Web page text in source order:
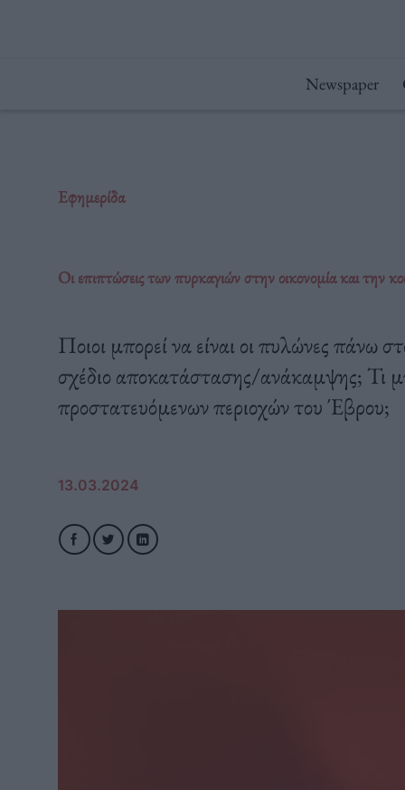
Newspaper
Εφημερίδα
Οι επιπτώσεις των πυρκαγιών στην οικονομία και την
Ποιοι μπορεί να είναι οι πυλώνες πάνω
σχέδιο αποκατάστασης/ανάκαμψης; Τι
προστατευόμενων περιοχών του Έβρου;
13.03.2024